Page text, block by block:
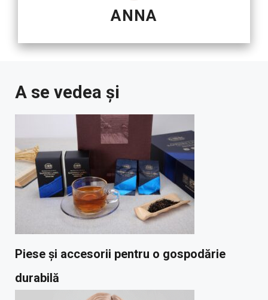
ANNA
A se vedea și
Piese și accesorii pentru o gospodărie
durabilă